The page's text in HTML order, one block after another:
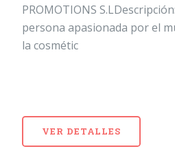
PROMOTIONS
persona apasionada por el
la cosmétic
VER DETALLES